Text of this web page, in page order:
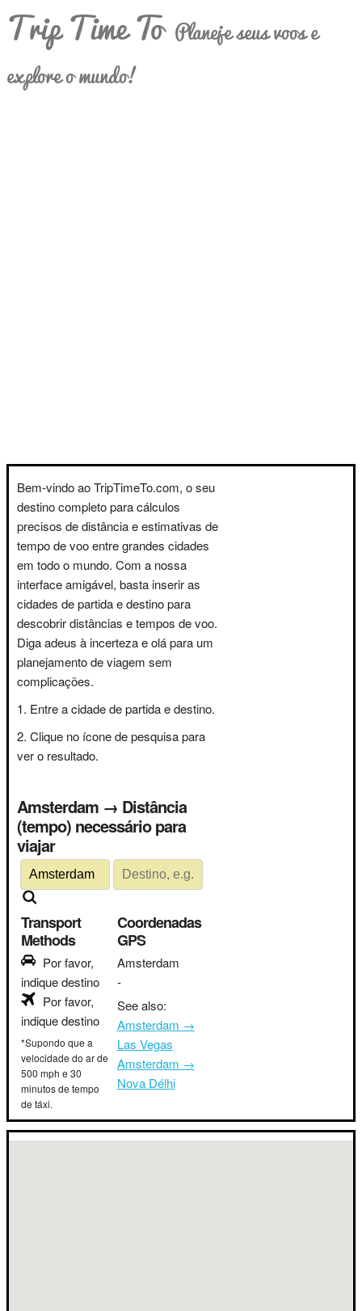
Trip Time To Planeje seus voos e
explore o mundo!
Bem-vindo ao TripTimeTo.com, o seu
destino completo para cálculos
precisos de distância e estimativas de
tempo de voo entre grandes cidades
em todo o mundo. Com a nossa
interface amigável, basta inserir as
cidades de partida e destino para
descobrir distâncias e tempos de voo.
Diga adeus à incerteza e olá para um
planejamento de viagem sem
complicações.
Entre a cidade de partida e destino.
Clique no ícone de pesquisa para
ver o resultado.
Amsterdam → Distância
(tempo) necessário para
viajar
Transport
Methods
Por favor,
indique destino
Por favor,
indique destino
*Supondo que a
velocidade do ar de
500 mph e 30
minutos de tempo
de táxi.
Coordenadas
GPS
Amsterdam
-
See also:
Amsterdam →
Las Vegas
Amsterdam →
Nova Délhi